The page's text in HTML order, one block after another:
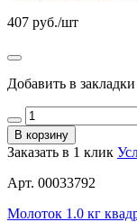
407 руб./шт
Добавить в закладки
В корзину
Заказать в 1 клик
Арт. 00033792
Молоток 1.0 кг